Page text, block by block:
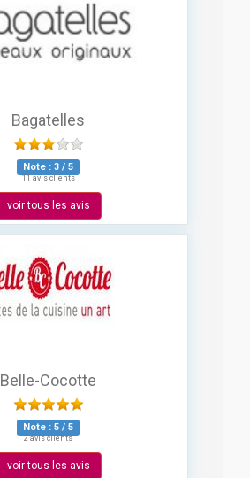
Bagatelles
Note : 3 / 5
11 avis clients
voir tous les avis
Belle-Cocotte
Note : 5 / 5
2 avis clients
voir tous les avis